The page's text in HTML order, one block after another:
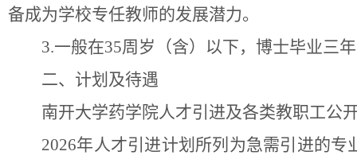
备成为学校专任教师的发展潜力。
3.一般在35周岁（含）以下，博士毕业三
二、计划及待遇
南开大学药学院人才引进及各类教职工公
2026年人才引进计划所列为急需引进的